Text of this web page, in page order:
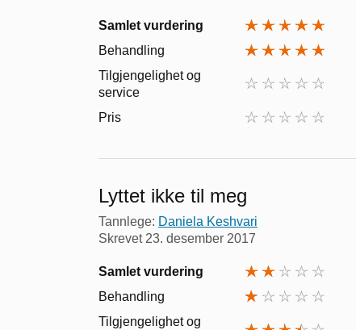
Samlet vurdering
Behandling
Tilgjengelighet og
service
Pris
Lyttet ikke til meg
Tannlege: Daniela Keshvari
Skrevet 23. desember 2017
Samlet vurdering
Behandling
Tilgjengelighet og